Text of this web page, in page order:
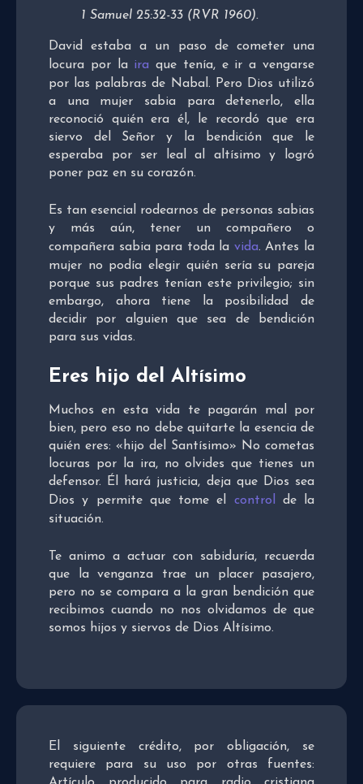
1 Samuel 25:32-33 (RVR 1960).
David estaba a un paso de cometer una
locura por la ira que tenía, e ir a vengarse
por las palabras de Nabal. Pero Dios utilizó
a una mujer sabia para detenerlo, ella
reconoció quién era él, le recordó que era
siervo del Señor y la bendición que le
esperaba por ser leal al altísimo y logró
poner paz en su corazón.
Es tan esencial rodearnos de personas sabias
y más aún, tener un compañero o
compañera sabia para toda la vida. Antes la
mujer no podía elegir quién sería su pareja
porque sus padres tenían este privilegio; sin
embargo, ahora tiene la posibilidad de
decidir por alguien que sea de bendición
para sus vidas.
Eres hijo del Altísimo
Muchos en esta vida te pagarán mal por
bien, pero eso no debe quitarte la esencia de
quién eres: «hijo del Santísimo» No cometas
locuras por la ira, no olvides que tienes un
defensor. Él hará justicia, deja que Dios sea
Dios y permite que tome el control
de la
situación.
Te animo a actuar con sabiduría, recuerda
que la venganza trae un placer pasajero,
pero no se compara a la gran bendición que
recibimos cuando no nos olvidamos de que
somos hijos y siervos de Dios Altísimo.
El siguiente crédito, por obligación, se
requiere para su uso por otras fuentes: